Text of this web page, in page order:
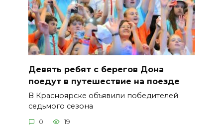
Девять ребят с берегов Дона
поедут в путешествие на поезде
В Красноярске объявили победителей
седьмого сезона
0 19